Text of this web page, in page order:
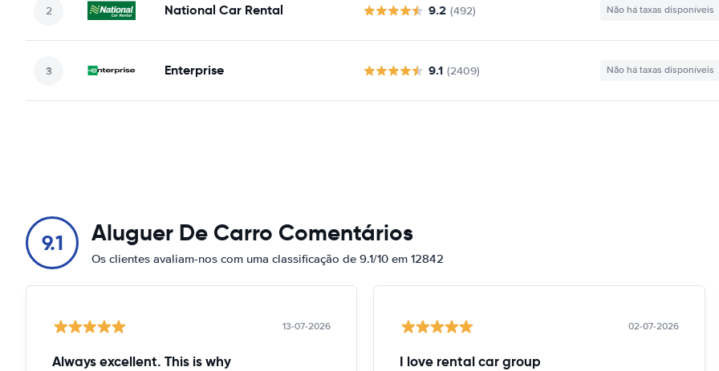
National Car Rental 9.2 (492) Não há taxas disponíveis
Enterprise 9.1 (2409) Não há taxas disponíveis
9.1 Aluguer De Carro Comentários
Os clientes avaliam-nos com uma classificação de 9.1/10 em 12842
13-07-2026
Always excellent. This is why
02-07-2026
I love rental car group